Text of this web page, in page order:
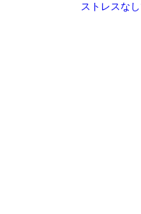
ストレスな